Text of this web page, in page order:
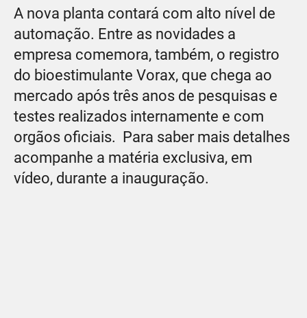
A nova planta contará com alto nível de
automação. Entre as novidades a
empresa comemora, também, o registro
do bioestimulante Vorax, que chega ao
mercado após três anos de pesquisas e
testes realizados internamente e com
orgãos oficiais. Para saber mais detalhes
acompanhe a matéria exclusiva, em
vídeo, durante a inauguração.